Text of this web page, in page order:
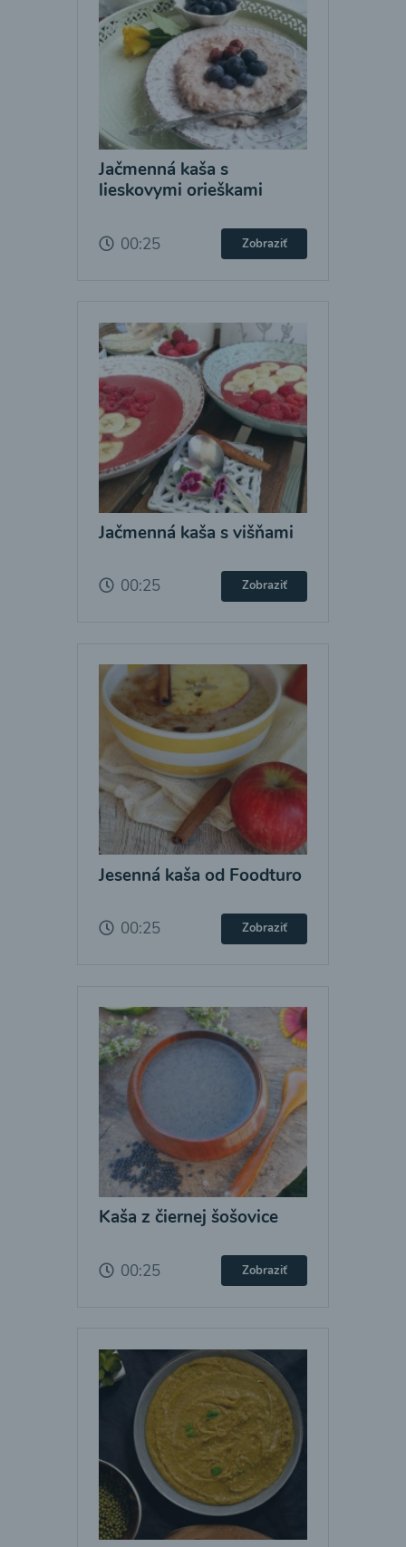
Jačmenná kaša s
lieskovymi orieškami
00:25 Zobraziť
Jačmenná kaša s višňami
00:25 Zobraziť
Jesenná kaša od Foodturo
00:25 Zobraziť
Kaša z čiernej šošovice
00:25 Zobraziť